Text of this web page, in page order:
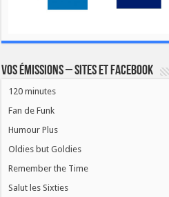
Vos émissions – Sites et Facebook
120 minutes
Fan de Funk
Humour Plus
Oldies but Goldies
Remember the Time
Salut les Sixties